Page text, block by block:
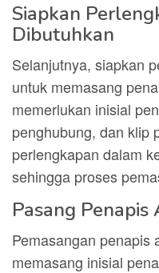
Siapkan
Dibutuhkan
Selanjutnya, siapkan
untuk memasang
memerlukan inisial
penghubung, dan klip
perlengkapan dalam
sehingga proses
Pasang
Pemasangan penapis
memasang inisial